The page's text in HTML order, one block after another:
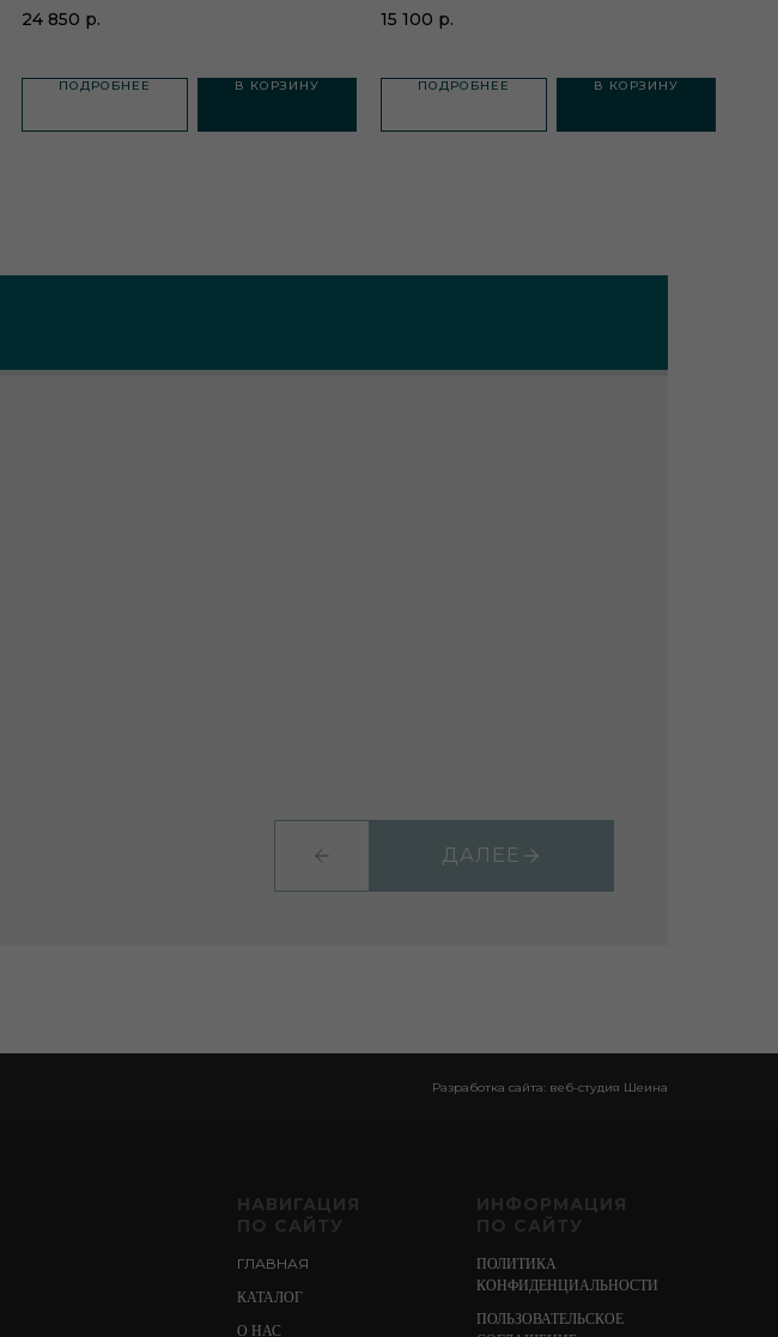
24 850 р.
ПОДРОБНЕЕ В КОРЗИНУ
15 100 р.
ПОДРОБНЕЕ В КОРЗИНУ
ДАЛЕЕ
Разработка сайта: веб-студия Шеина
НАВИГАЦИЯ
ПО САЙТУ
ГЛАВНАЯ
КАТАЛОГ
О НАС
ИНФОРМАЦИЯ
ПО САЙТУ
ПОЛИТИКА
КОНФИДЕНЦИАЛЬНОСТИ
ПОЛЬЗОВАТЕЛЬСКОЕ